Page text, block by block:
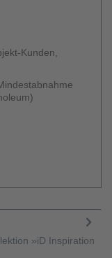
Kunden,
»iD Inspiration